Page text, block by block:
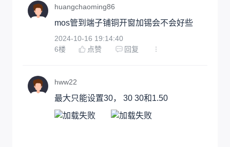
huangchaoming86
mos管到端子铺铜开窗加锡会不会好些
2024-10-16 19:14:40
6楼 点赞 回复
hww22
最大只能设置30， 30 30和1.50